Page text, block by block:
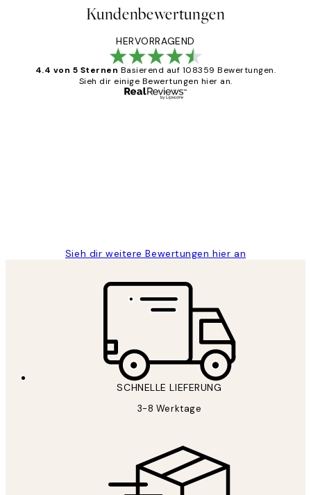
Kundenbewertungen
HERVORRAGEND
4.4 von 5 Sternen Basierend auf 108359 Bewertungen.
Sieh dir einige Bewertungen hier an.
Sieh dir weitere Bewertungen hier an
SCHNELLE LIEFERUNG
3-8 Werktage